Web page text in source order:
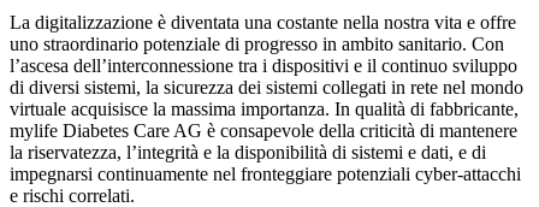
La digitalizzazione è diventata una costante nella nostra vita e offre
uno straordinario potenziale di progresso in ambito sanitario. Con
l’ascesa dell’interconnessione tra i dispositivi e il continuo sviluppo
di diversi sistemi, la sicurezza dei sistemi collegati in rete nel mondo
virtuale acquisisce la massima importanza. In qualità di fabbricante,
mylife Diabetes Care AG è consapevole della criticità di mantenere
la riservatezza, l’integrità e la disponibilità di sistemi e dati, e di
impegnarsi continuamente nel fronteggiare potenziali cyber-attacchi
e rischi correlati.